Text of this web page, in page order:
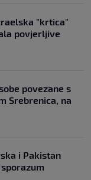
"krtica"
povjerljive
povezane s
Srebrenica, na
i Pakistan